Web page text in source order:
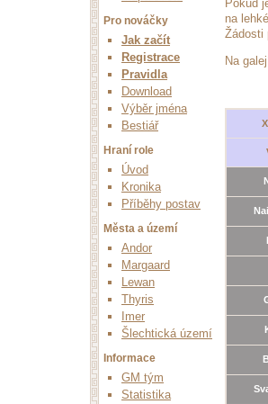
Pro nováčky
Jak začít
Registrace
Pravidla
Download
Výběr jména
Bestiář
Hraní role
Úvod
Kronika
Příběhy postav
Města a území
Andor
Margaard
Lewan
Thyris
Imer
Šlechtická území
Informace
GM tým
Statistika
Pokud
na
Žádosti
Na